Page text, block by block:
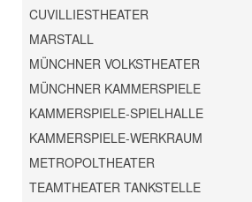
CUVILLIESTHEATER
MARSTALL
MÜNCHNER VOLKSTHEATER
MÜNCHNER KAMMERSPIELE
KAMMERSPIELE-SPIELHALLE
KAMMERSPIELE-WERKRAUM
METROPOLTHEATER
TEAMTHEATER TANKSTELLE